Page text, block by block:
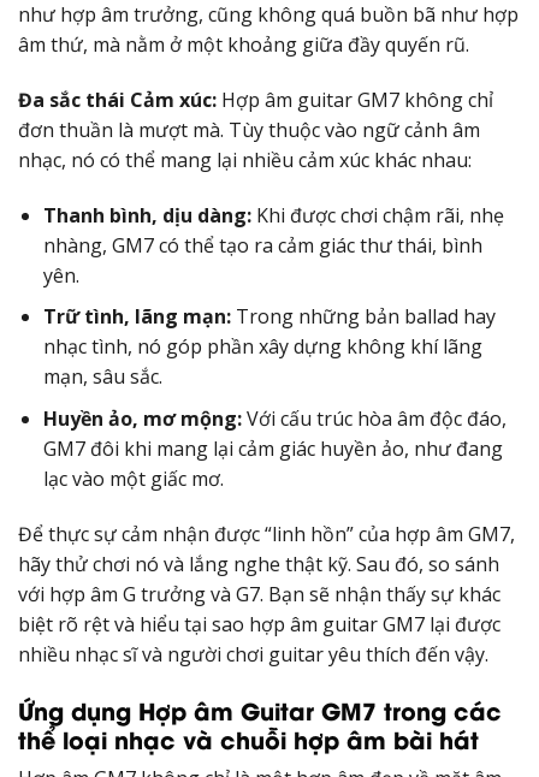
như hợp âm trưởng, cũng không quá buồn bã như hợp
âm thứ, mà nằm ở một khoảng giữa đầy quyến rũ.
Đa sắc thái Cảm xúc: Hợp âm guitar GM7 không chỉ
đơn thuần là mượt mà. Tùy thuộc vào ngữ cảnh âm
nhạc, nó có thể mang lại nhiều cảm xúc khác nhau:
Thanh bình, dịu dàng:Khi được chơi chậm rãi, nhẹ
nhàng, GM7 có thể tạo ra cảm giác thư thái, bình
yên.
Trữ tình, lãng mạn:Trong những bản ballad hay
nhạc tình, nó góp phần xây dựng không khí lãng
mạn, sâu sắc.
Huyền ảo, mơ mộng:Với cấu trúc hòa âm độc đáo,
GM7 đôi khi mang lại cảm giác huyền ảo, như đang
lạc vào một giấc mơ.
Để thực sự cảm nhận được “linh hồn” của hợp âm GM7,
hãy thử chơi nó và lắng nghe thật kỹ. Sau đó, so sánh
với hợp âm G trưởng và G7. Bạn sẽ nhận thấy sự khác
biệt rõ rệt và hiểu tại sao hợp âm guitar GM7 lại được
nhiều nhạc sĩ và người chơi guitar yêu thích đến vậy.
Ứng dụng Hợp âm Guitar GM7 trong các
thể loại nhạc và chuỗi hợp âm bài hát